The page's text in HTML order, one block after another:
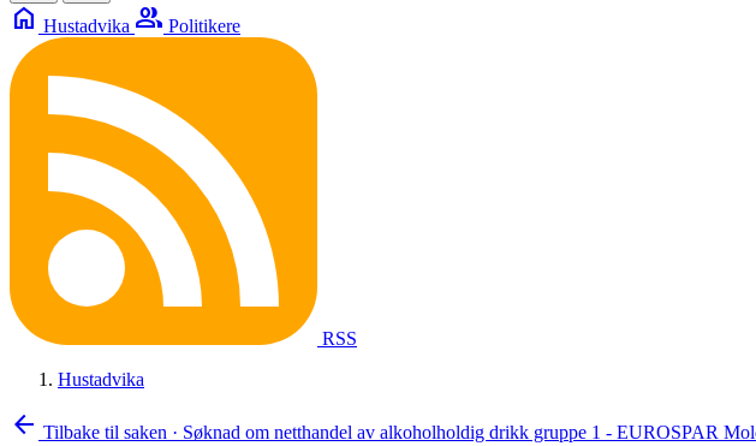
home Hustadvika group Politikere
RSS
Hustadvika
arrow_back Tilbake til saken · Søknad om netthandel av alkoholholdig drikk gruppe 1 - EUROSPAR